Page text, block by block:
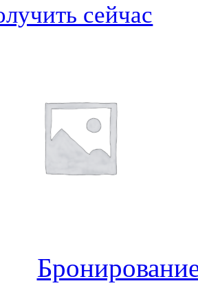
сейчас